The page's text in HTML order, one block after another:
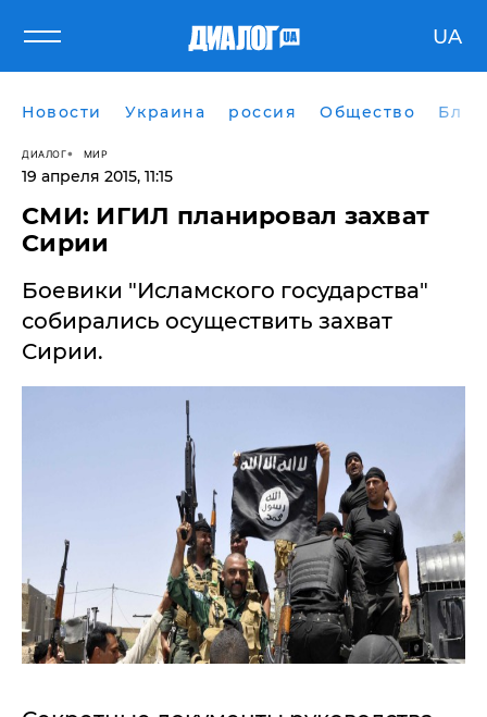
UA
Новости Украина россия Общество
ДИАЛОГ МИР
19 апреля 2015, 11:15
СМИ: ИГИЛ планировал захват
Сирии
Боевики "Исламского государства"
собирались осуществить захват
Сирии.